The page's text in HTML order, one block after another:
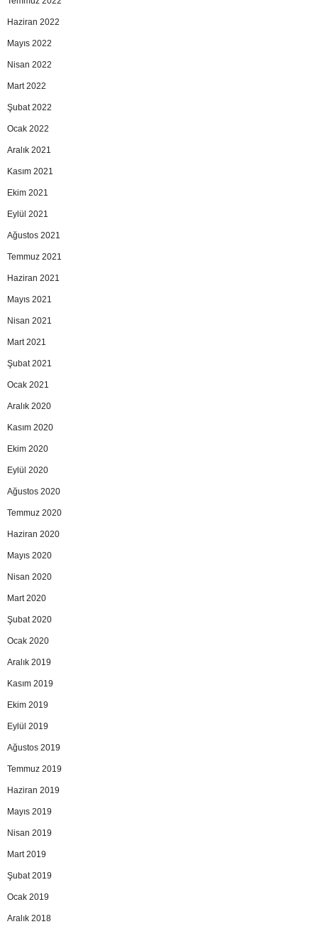
Haziran 2022
Mayıs 2022
Nisan 2022
Mart 2022
Şubat 2022
Ocak 2022
Aralık 2021
Kasım 2021
Ekim 2021
Eylül 2021
Ağustos 2021
Temmuz 2021
Haziran 2021
Mayıs 2021
Nisan 2021
Mart 2021
Şubat 2021
Ocak 2021
Aralık 2020
Kasım 2020
Ekim 2020
Eylül 2020
Ağustos 2020
Temmuz 2020
Haziran 2020
Mayıs 2020
Nisan 2020
Mart 2020
Şubat 2020
Ocak 2020
Aralık 2019
Kasım 2019
Ekim 2019
Eylül 2019
Ağustos 2019
Temmuz 2019
Haziran 2019
Mayıs 2019
Nisan 2019
Mart 2019
Şubat 2019
Ocak 2019
Aralık 2018